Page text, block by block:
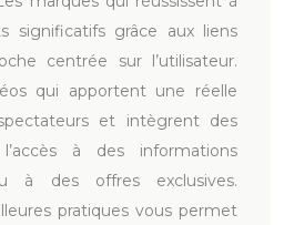
significatifs grâce aux liens
centrée sur l’utilisateur.
qui apportent une réelle
et intègrent des
à des informations
à des offres exclusives.
pratiques vous permet